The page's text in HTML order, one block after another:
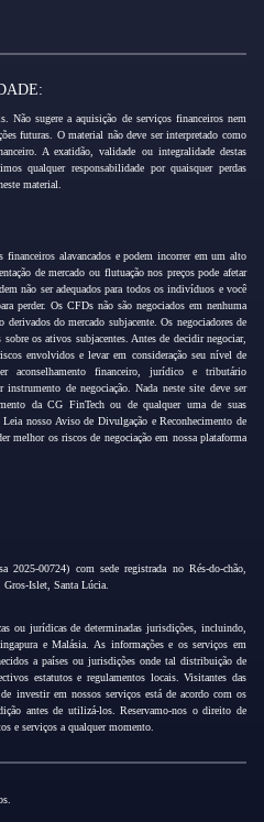
Não sugere a aquisição de serviços financeiros nem
futuras. O material não deve ser interpretado como
A exatidão, validade ou integralidade destas
qualquer responsabilidade por quaisquer perdas
material.
financeiros alavancados e podem incorrer em um alto
de mercado ou flutuação nos preços pode afetar
não ser adequados para todos os indivíduos e você
perder. Os CFDs não são negociados em nenhuma
do mercado subjacente. Os negociadores de
os ativos subjacentes. Antes de decidir negociar,
envolvidos e levar em consideração seu nível de
aconselhamento financeiro, jurídico e tributário
instrumento de negociação. Nada neste site deve ser
da CG FinTech ou de qualquer uma de suas
nosso Aviso de Divulgação e Reconhecimento de
melhor os riscos de negociação em nossa plataforma
00724) com sede registrada no Rés-do-chão,
Islet, Santa Lúcia.
ou jurídicas de determinadas jurisdições, incluindo,
e Malásia. As informações e os serviços em
a países ou jurisdições onde tal distribuição de
estatutos e regulamentos locais. Visitantes das
investir em nossos serviços está de acordo com os
antes de utilizá-los. Reservamo-nos o direito de
e serviços a qualquer momento.